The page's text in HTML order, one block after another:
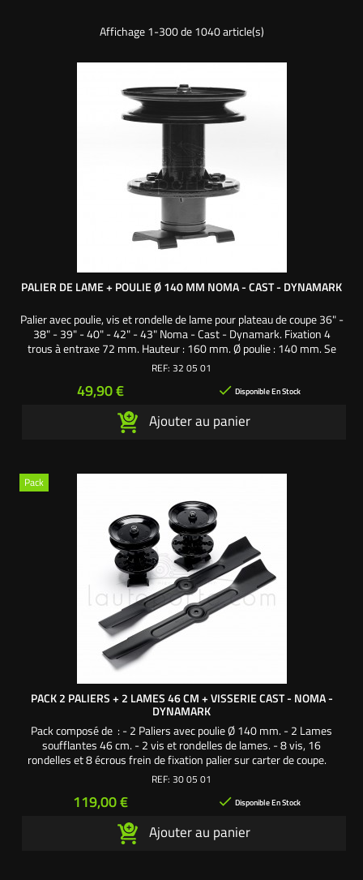
Affichage 1-300 de 1040 article(s)
PALIER DE LAME + POULIE Ø 140 MM NOMA - CAST - DYNAMARK
Palier avec poulie, vis et rondelle de lame pour plateau de coupe 36" -
38" - 39" - 40" - 42" - 43" Noma - Cast - Dynamark. Fixation 4
trous à entraxe 72 mm. Hauteur : 160 mm. Ø poulie : 140 mm. Se
fixe avec 4 vis de palier 320903
REF: 32 05 01
Prix
49,90 €  Disponible En Stock
Ajouter au panier
Pack
PACK 2 PALIERS + 2 LAMES 46 CM + VISSERIE CAST - NOMA -
DYNAMARK
Pack composé de : - 2 Paliers avec poulie Ø 140 mm. - 2 Lames
soufflantes 46 cm. - 2 vis et rondelles de lames. - 8 vis, 16
rondelles et 8 écrous frein de fixation palier sur carter de coupe.
Une création exclusive L'autoporté.com ®
REF: 30 05 01
Prix
119,00 €  Disponible En Stock
Ajouter au panier